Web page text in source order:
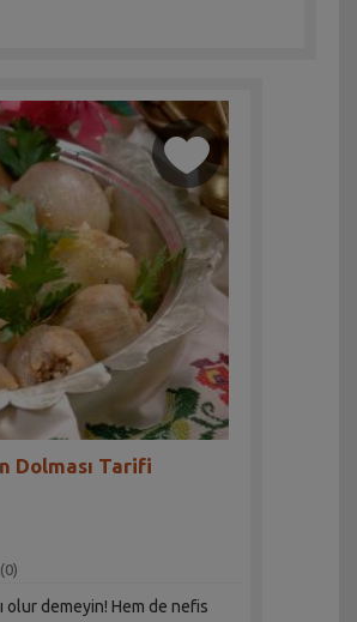
Dolması Tarifi
(0)
olur demeyin! Hem de nefis